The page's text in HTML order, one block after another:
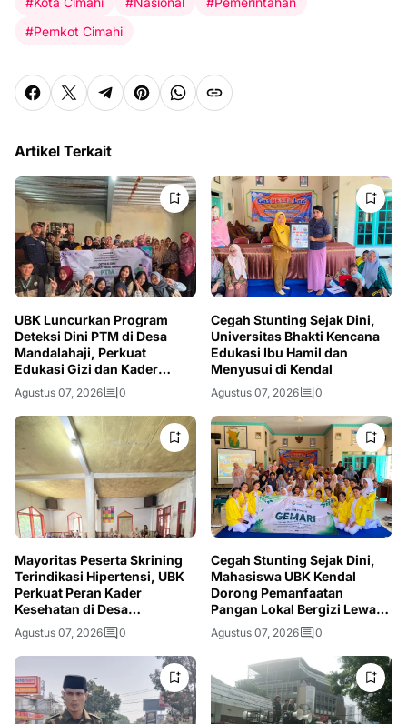
#Pemkot Cimahi
Artikel Terkait
UBK Luncurkan Program
Deteksi Dini PTM di Desa
Mandalahaji, Perkuat
Edukasi Gizi dan Kader
Kesehatan
Agustus 07, 2026 0
Cegah Stunting Sejak Dini,
Universitas Bhakti Kencana
Edukasi Ibu Hamil dan
Menyusui di Kendal
Agustus 07, 2026 0
Mayoritas Peserta Skrining
Terindikasi Hipertensi, UBK
Perkuat Peran Kader
Kesehatan di Desa
Mandalahaji
Agustus 07, 2026 0
Cegah Stunting Sejak Dini,
Mahasiswa UBK Kendal
Dorong Pemanfaatan
Pangan Lokal Bergizi Lewat
Program GEMARI
Agustus 07, 2026 0